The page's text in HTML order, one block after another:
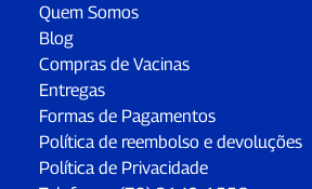
Quem Somos
Blog
Compras de Vacinas
Entregas
Formas de Pagamentos
Política de reembolso e devoluções
Política de Privacidade